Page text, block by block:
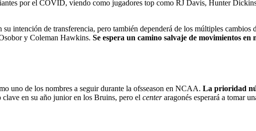
por el COVID, viendo como jugadores top como RJ Davis, Hunter
intención de transferencia, pero también dependerá de los múltiples cambios
y Coleman Hawkins. Se espera un camino salvaje de movimientos en
uno de los nombres a seguir durante la ofsseason en NCAA. La prioridad
clave en su año junior en los Bruins, pero el centeraragonés esperará a tomar